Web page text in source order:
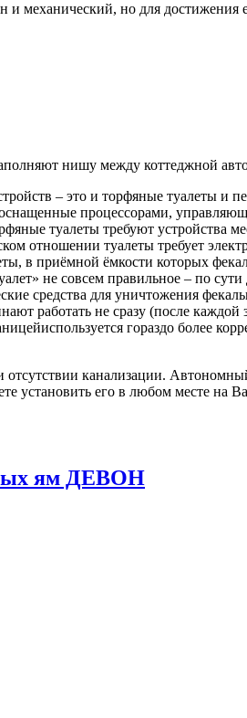
и механический, но для
нишу между коттеджной
– это и торфяные туалеты и
процессорами,
туалеты требуют устройства
отношении туалеты требует
в приёмной ёмкости которых
не совсем правильное – по
средства для уничтожения
работать не сразу (после
гораздо более
канализации.
установить его в любом месте на
ям ДЕВОН